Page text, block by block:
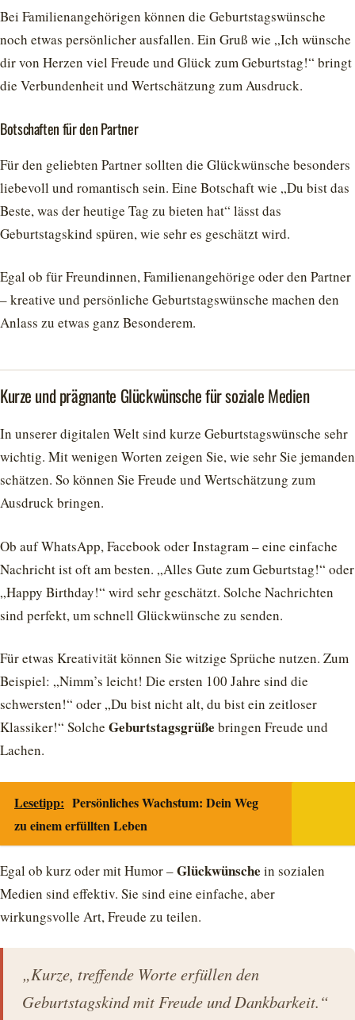
Bei Familienangehörigen können die Geburtstagswünsche
noch etwas persönlicher ausfallen. Ein Gruß wie „Ich wünsche
dir von Herzen viel Freude und Glück zum Geburtstag!“ bringt
die Verbundenheit und Wertschätzung zum Ausdruck.
Botschaften für den Partner
Für den geliebten Partner sollten die Glückwünsche besonders
liebevoll und romantisch sein. Eine Botschaft wie „Du bist das
Beste, was der heutige Tag zu bieten hat“ lässt das
Geburtstagskind spüren, wie sehr es geschätzt wird.
Egal ob für Freundinnen, Familienangehörige oder den Partner
– kreative und persönliche Geburtstagswünsche machen den
Anlass zu etwas ganz Besonderem.
Kurze und prägnante Glückwünsche für soziale Medien
In unserer digitalen Welt sind kurze Geburtstagswünsche sehr
wichtig. Mit wenigen Worten zeigen Sie, wie sehr Sie jemanden
schätzen. So können Sie Freude und Wertschätzung zum
Ausdruck bringen.
Ob auf WhatsApp, Facebook oder Instagram – eine einfache
Nachricht ist oft am besten. „Alles Gute zum Geburtstag!“ oder
„Happy Birthday!“ wird sehr geschätzt. Solche Nachrichten
sind perfekt, um schnell Glückwünsche zu senden.
Für etwas Kreativität können Sie witzige Sprüche nutzen. Zum
Beispiel: „Nimm’s leicht! Die ersten 100 Jahre sind die
schwersten!“ oder „Du bist nicht alt, du bist ein zeitloser
Klassiker!“ Solche Geburtstagsgrüße bringen Freude und
Lachen.
Lesetipp: Persönliches Wachstum: Dein Weg
zu einem erfüllten Leben
Egal ob kurz oder mit Humor –Glückwünsche in sozialen
Medien sind effektiv. Sie sind eine einfache, aber
wirkungsvolle Art, Freude zu teilen.
„Kurze, treffende Worte erfüllen den
Geburtstagskind mit Freude und Dankbarkeit.“